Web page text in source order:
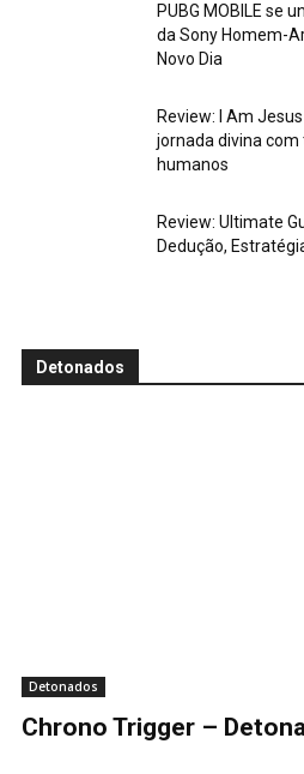
PUBG MOBILE se
da Sony Homem-
Novo Dia
Review: I Am
jornada divina com
humanos
Review: Ultimate
Dedução,
Detonados
Detonados
Chrono Trigger –